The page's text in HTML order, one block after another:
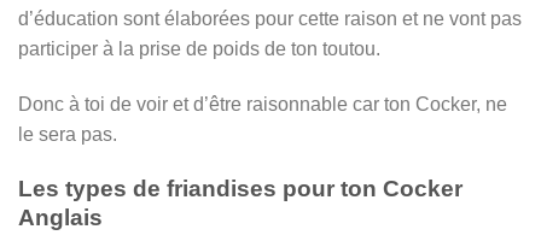
d’éducation sont élaborées pour cette raison et ne vont pas
participer à la prise de poids de ton toutou.
Donc à toi de voir et d’être raisonnable car ton Cocker, ne
le sera pas.
Les types de friandises pour ton Cocker
Anglais